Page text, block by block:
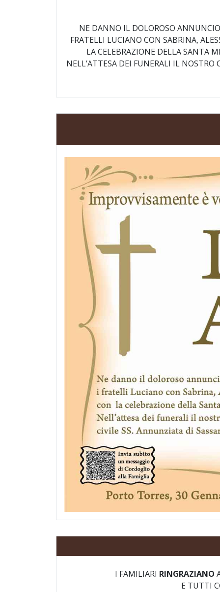
NE DANNO IL DOLOROSO
FRATELLI LUCIANO CON SABRINA,
LA CELEBRAZIONE DELLA SANTA
NELL’ATTESA DEI FUNERALI IL NOSTRO
I FAMILIARI RINGRAZIANO
E TUTTI